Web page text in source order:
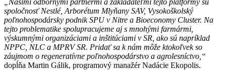
spoločnosť Nestlé, Arborétum Mlyňany SAV, Vysokoškolský
poľnohospodársky podnik SPU v Nitre a Bioeconomy Cluster. Na
tejto problematike spolupracujeme aj s mnohými farmármi,
výskumnými organizáciami a inštitúciami v SR, ako sú napríklad
NPPC, NLC a MPRV SR. Pridať sa k nám môže ktokoľvek so
záujmom o regeneratívne poľnohospodárstvo a agrolesníctvo,“
dopĺňa Martin Gálik, programový manažér Nadácie Ekopolis.